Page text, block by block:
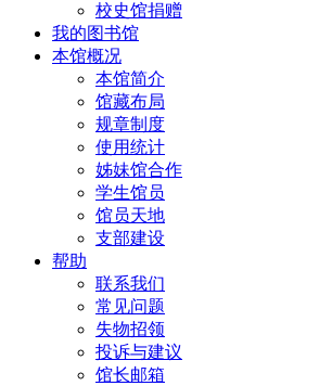
校史馆捐赠
我的图书馆
本馆概况
本馆简介
馆藏布局
规章制度
使用统计
姊妹馆合作
学生馆员
馆员天地
支部建设
帮助
联系我们
常见问题
失物招领
投诉与建议
馆长邮箱